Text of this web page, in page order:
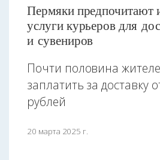
Пермяки предпочитают
услуги курьеров для
и сувениров
Почти половина
заплатить за доставку
рублей
20 марта 2025 г.